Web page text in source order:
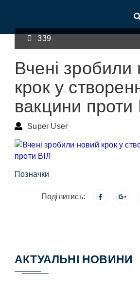
339
Вчені зробили
крок у
вакцини проти
Super User
Позначки
Поділитись:
АКТУАЛЬНІ НОВИНИ